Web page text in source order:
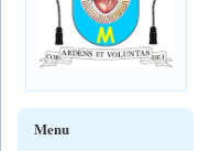
Menu